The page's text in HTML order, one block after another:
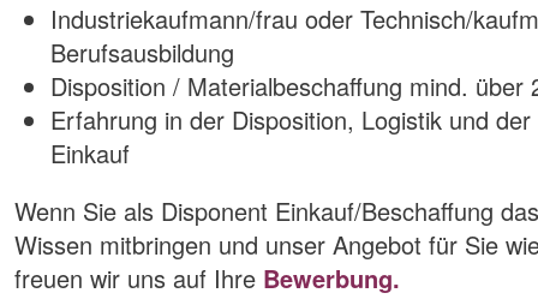
Industriekaufmann/frau oder Technisch/
Berufsausbildung
Disposition / Materialbeschaffung mind. über
Erfahrung in der Disposition, Logistik und
Einkauf
Wenn Sie als Disponent Einkauf/Beschaffung
Wissen mitbringen und unser Angebot für Sie
freuen wir uns auf Ihre Bewerbung.